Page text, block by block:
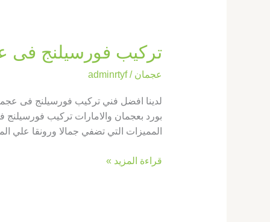
تركيب فورسيلنج فى عجمان |0569660143|
عجمان /
adminrtyf
لدينا افضل فني تركيب فورسيلنج فى
بورد بعجمان والامارات تركيب فورسيلنج
المميزات التي تضفي جمالا ورونقا علي
قراءة المزيد »